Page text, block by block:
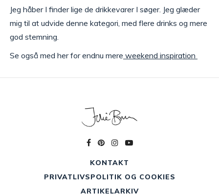
Jeg håber I finder lige de drikkevarer I søger. Jeg glæder
mig til at udvide denne kategori, med flere drinks og mere
god stemning.
Se også med her for endnu mere weekend inspiration
KONTAKT
PRIVATLIVSPOLITIK OG COOKIES
ARTIKELARKIV